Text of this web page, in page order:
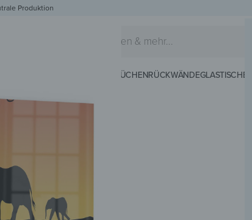
Produktion
KÜCHENRÜCKWÄNDEGLASTISCHE